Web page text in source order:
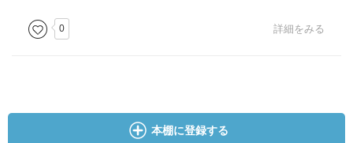
0 詳細をみる
本棚に登録する